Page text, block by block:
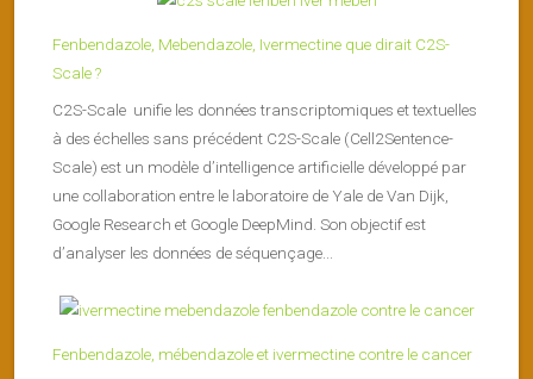
Fenbendazole, Mebendazole, Ivermectine que dirait C2S-
Scale ?
C2S-Scale unifie les données transcriptomiques et textuelles
à des échelles sans précédent C2S-Scale (Cell2Sentence-
Scale) est un modèle d’intelligence artificielle développé par
une collaboration entre le laboratoire de Yale de Van Dijk,
Google Research et Google DeepMind. Son objectif est
d’analyser les données de séquençage...
Fenbendazole, mébendazole et ivermectine contre le cancer